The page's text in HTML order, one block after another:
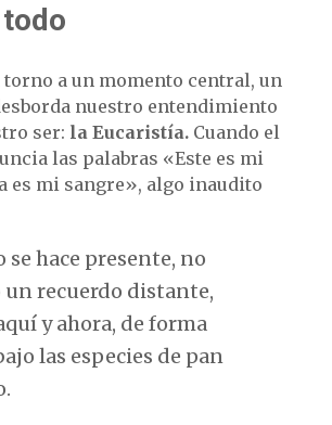
a un momento central, un
nuestro entendimiento
ser: la Eucaristía. Cuando el
las palabras «Este es mi
es mi sangre», algo inaudito
se hace presente, no
un recuerdo distante,
y ahora, de forma
las especies de pan